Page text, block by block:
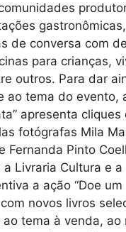
de conversa com
para crianças,
outros. Para dar
ao tema do evento,
apresenta
fotógrafas Mila
Fernanda Pinto
Livraria Cultura e a
a ação “Doe
com novos livros
tema à venda, ao